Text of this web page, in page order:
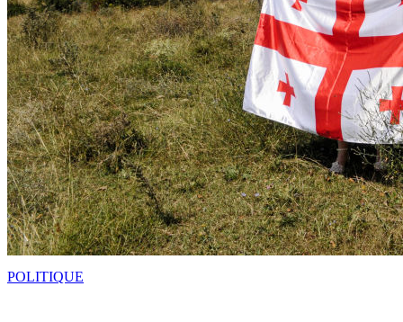
POLITIQUE